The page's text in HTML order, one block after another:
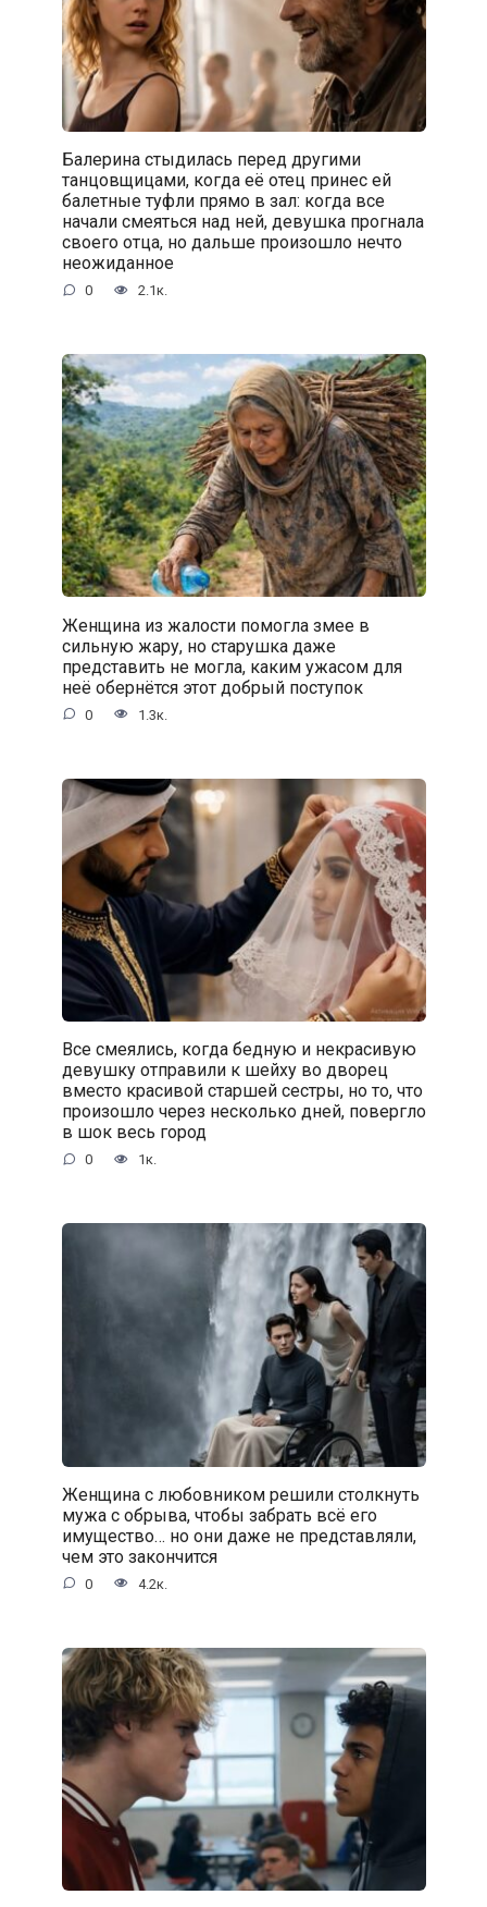
Балерина стыдилась перед другими
танцовщицами, когда её отец принес ей
балетные туфли прямо в зал: когда все
начали смеяться над ней, девушка прогнала
своего отца, но дальше произошло нечто
неожиданное
0 2.1к.
Женщина из жалости помогла змее в
сильную жару, но старушка даже
представить не могла, каким ужасом для
неё обернётся этот добрый поступок
0 1.3к.
Все смеялись, когда бедную и некрасивую
девушку отправили к шейху во дворец
вместо красивой старшей сестры, но то, что
произошло через несколько дней, повергло
в шок весь город
0 1к.
Женщина с любовником решили столкнуть
мужа с обрыва, чтобы забрать всё его
имущество… но они даже не представляли,
чем это закончится
0 4.2к.